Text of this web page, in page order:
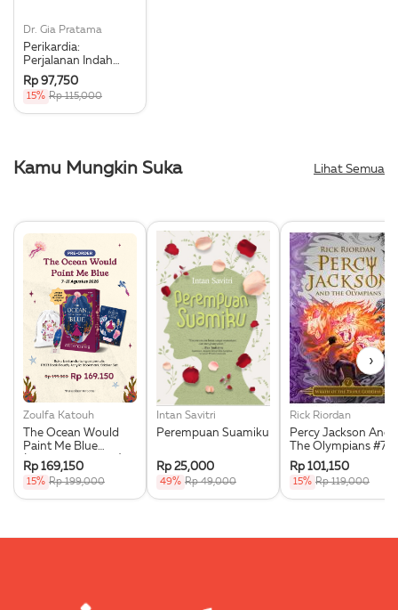
Dr. Gia Pratama
Perikardia:
Perjalanan Indah
Untuk Dikenang
Rp 97,750
15% Rp 115,000
Kamu Mungkin Suka Lihat Semua
Zoulfa Katouh
The Ocean Would
Paint Me Blue
(Illustration Edges) -
Exclusive Pre Order +
Acrylic Bookmark,
Pouch & Sticker Set
Rp 169,150
15% Rp 199,000
Intan Savitri
Perempuan Suamiku
Rp 25,000
49% Rp 49,000
Rick Riordan
Percy Jackson And
The Olympians #7:
Wrath Of The Triple
Goddess
Rp 101,150
15% Rp 119,000
›